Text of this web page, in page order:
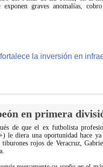
graves anomalías,
la inversión en
en primera
de que el ex futbolista
le diera una oportunidad hace
rojos de Veracruz,